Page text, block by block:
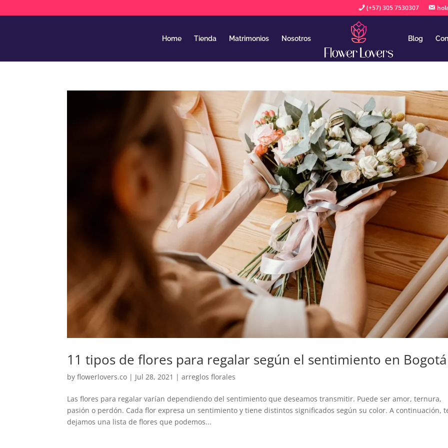
(+57) 305 7530307
Home Tienda Matrimonios Nosotros Blog
11 tipos de flores para regalar según el sentimiento en Bogotá
byflowerlovers.co | Jul 28, 2021 |arreglos florales
Las flores para regalar varían dependiendo del sentimiento que deseamos transmitir. Puede ser amor, ternura,
pasión o perdón. Cada flor expresa un sentimiento y tiene distintos significados según su color. A continuación,
dejamos una lista de flores que podemos...